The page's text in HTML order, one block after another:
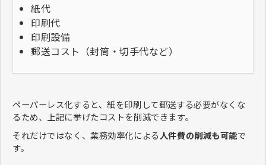
紙代
印刷代
印刷設備
郵送コスト（封筒・切手代など）
ペーパーレス化すると、紙を印刷して郵送する必要がなくな
るため、上記に挙げたコストを削減できます。
それだけではなく、業務効率化による 人件費の削減も可能で
す。